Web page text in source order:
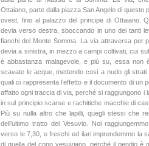
Ottaiano, parte dalla piazza San Angelo di
ovest, fino al palazzo del principe di Ottaiano.
devia verso destra, sboccando in uno dei tanti
fianchi del Monte Somma. La via attraversa per
devia a sinistra, in mezzo a campi coltivati, cui
è abbastanza malagevole, e più su, essa
scavate le acque, mettendo così a nudo gli
quali ci rappresenta l’effetto e il documento di un
affatto ogni traccia di via, perché si raggiungono i
in sul principio scarse e rachitiche macchie di
Più su nulla altro che lapilli, quegli stessi che
dell’ultimo tratto del Vesuvio. Noi
verso le 7,30, e freschi ed ilari imprendemmo la
di quella del cono vesuviano, perché il pendio è